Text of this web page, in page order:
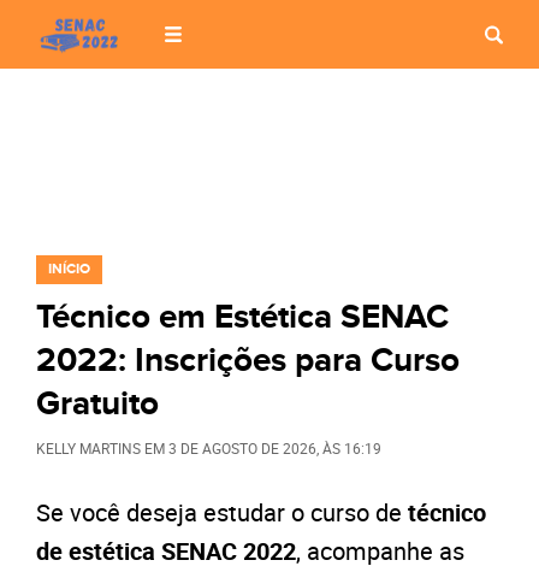
INÍCIO
Técnico em Estética SENAC
2022: Inscrições para Curso
Gratuito
KELLY MARTINS EM3 DE AGOSTO DE 2026 , ÀS 16:19
Se você deseja estudar o curso de técnico
de estética SENAC 2022, acompanhe as